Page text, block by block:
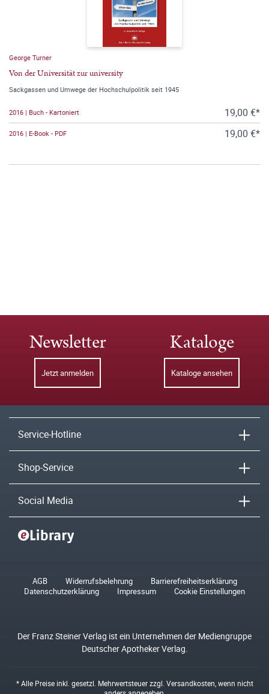
George Turner
Von der Universität zur university
Sackgassen und Umwege der Hochschulpolitik seit 1945
2016 | Buch - Kartoniert 19,00 €*
2016 | E-Book - PDF 19,00 €*
Newsletter
Jetzt anmelden
Kataloge
Kataloge ansehen
Service-Hotline
Shop-Service
Social Media
AGB Widerrufsbelehrung
Barrierefreiheitserklärung
Datenschutzerklärung
Impressum Cookie Einstellungen
Der Franz Steiner Verlag ist ein Unternehmen der Mediengruppe
Deutscher Apotheker Verlag.
* Alle Preise inkl. gesetzl. Mehrwertsteuer zzgl. Versandkosten , wenn nicht